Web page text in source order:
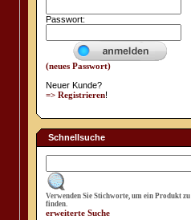
Passwort:
(neues Passwort)
Neuer Kunde?
=> Registrieren!
Schnellsuche
Verwenden Sie Stichworte, um ein Produkt zu
finden.
erweiterte Suche